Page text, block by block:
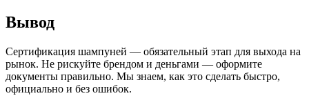
Вывод
Сертификация шампуней — обязательный этап для выхода на
рынок. Не рискуйте брендом и деньгами — оформите
документы правильно. Мы знаем, как это сделать быстро,
официально и без ошибок.